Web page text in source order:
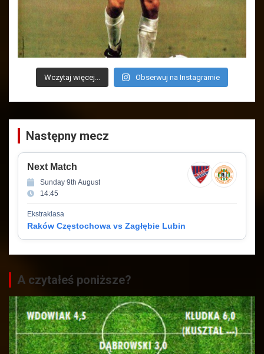
Wczytaj więcej... Obserwuj na Instagramie
Następny mecz
Next Match
Sunday 9th August
14:45
Ekstraklasa
Raków Częstochowa vs Zagłębie Lubin
A czytałeś poniższe?